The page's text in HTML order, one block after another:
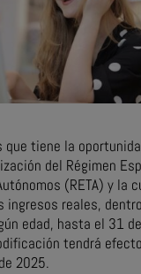
que tiene la
del Régimen
(RETA) y la
ingresos reales,
edad, hasta el 31
tendrá
2025.